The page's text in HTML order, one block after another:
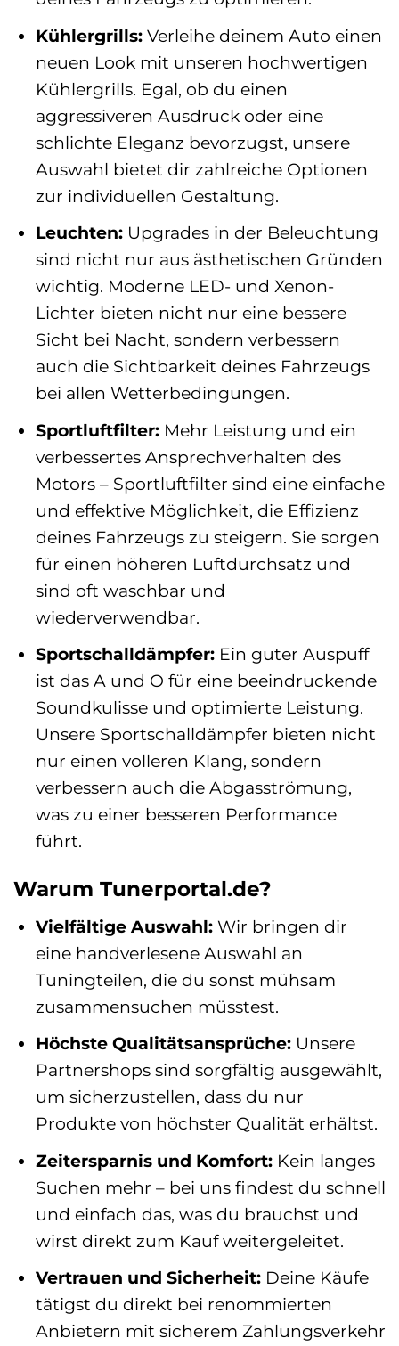
Kühlergrills:Verleihe deinem Auto einen
neuen Look mit unseren hochwertigen
Kühlergrills. Egal, ob du einen
aggressiveren Ausdruck oder eine
schlichte Eleganz bevorzugst, unsere
Auswahl bietet dir zahlreiche Optionen
zur individuellen Gestaltung.
Leuchten:Upgrades in der Beleuchtung
sind nicht nur aus ästhetischen Gründen
wichtig. Moderne LED- und Xenon-
Lichter bieten nicht nur eine bessere
Sicht bei Nacht, sondern verbessern
auch die Sichtbarkeit deines Fahrzeugs
bei allen Wetterbedingungen.
Sportluftfilter:Mehr Leistung und ein
verbessertes Ansprechverhalten des
Motors – Sportluftfilter sind eine einfache
und effektive Möglichkeit, die Effizienz
deines Fahrzeugs zu steigern. Sie sorgen
für einen höheren Luftdurchsatz und
sind oft waschbar und
wiederverwendbar.
Sportschalldämpfer:Ein guter Auspuff
ist das A und O für eine beeindruckende
Soundkulisse und optimierte Leistung.
Unsere Sportschalldämpfer bieten nicht
nur einen volleren Klang, sondern
verbessern auch die Abgasströmung,
was zu einer besseren Performance
führt.
Warum Tunerportal.de?
Vielfältige Auswahl:Wir bringen dir
eine handverlesene Auswahl an
Tuningteilen, die du sonst mühsam
zusammensuchen müsstest.
Höchste Qualitätsansprüche:Unsere
Partnershops sind sorgfältig ausgewählt,
um sicherzustellen, dass du nur
Produkte von höchster Qualität erhältst.
Zeitersparnis und Komfort:Kein langes
Suchen mehr – bei uns findest du schnell
und einfach das, was du brauchst und
wirst direkt zum Kauf weitergeleitet.
Vertrauen und Sicherheit:Deine Käufe
tätigst du direkt bei renommierten
Anbietern mit sicherem Zahlungsverkehr